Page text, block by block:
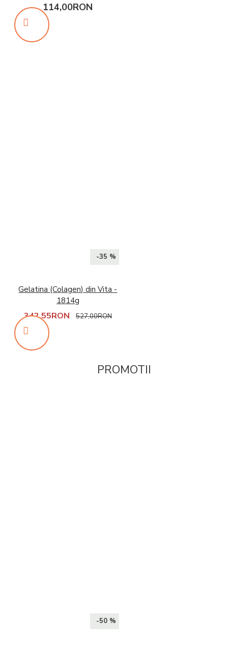
114,00RON
-35 %
Gelatina (Colagen) din Vita -
1814g
342,55RON 527,00RON
PROMOTII
-50 %